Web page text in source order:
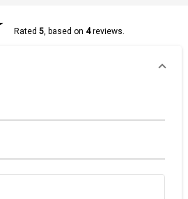
Rated 5, based on 4reviews.